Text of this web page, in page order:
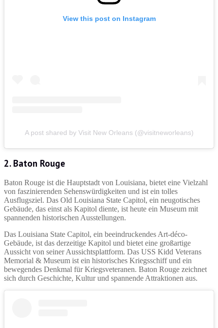
View this post on Instagram
A post shared by Visit New Orleans (@visitneworleans)
2. Baton Rouge
Baton Rouge ist die Hauptstadt von Louisiana, bietet eine Vielzahl
von faszinierenden Sehenswürdigkeiten und ist ein tolles
Ausflugsziel. Das Old Louisiana State Capitol, ein neugotisches
Gebäude, das einst als Kapitol diente, ist heute ein Museum mit
spannenden historischen Ausstellungen.
Das Louisiana State Capitol, ein beeindruckendes Art-déco-
Gebäude, ist das derzeitige Kapitol und bietet eine großartige
Aussicht von seiner Aussichtsplattform. Das USS Kidd Veterans
Memorial & Museum ist ein historisches Kriegsschiff und ein
bewegendes Denkmal für Kriegsveteranen. Baton Rouge zeichnet
sich durch Geschichte, Kultur und spannende Attraktionen aus.